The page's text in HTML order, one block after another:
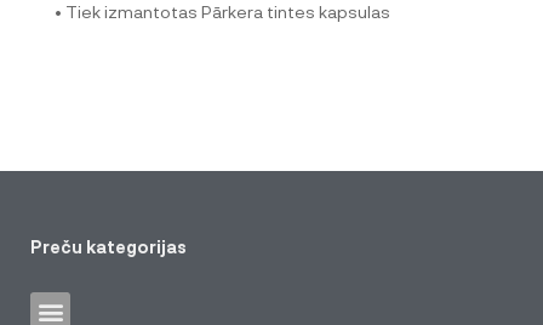
• Tiek izmantotas Pārkera tintes kapsulas
Preču kategorijas